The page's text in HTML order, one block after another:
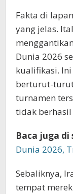
Fakta di
yang jelas.
Dunia 2026
kualifikasi.
berturut-
turnamen
tidak berhasil
Baca juga di
Dunia 2026,
Sebaliknya,
tempat